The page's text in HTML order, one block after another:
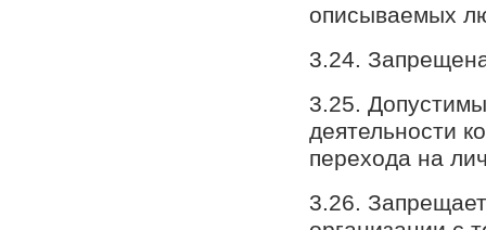
описываемых
3.24.
3.25.
деятельности
перехода на
3.26.